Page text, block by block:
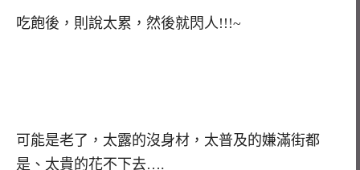
吃飽後，則說太累，然後就閃人!!!~
可能是老了，太露的沒身材，太普及的嫌滿街都
是、太貴的花不下去….